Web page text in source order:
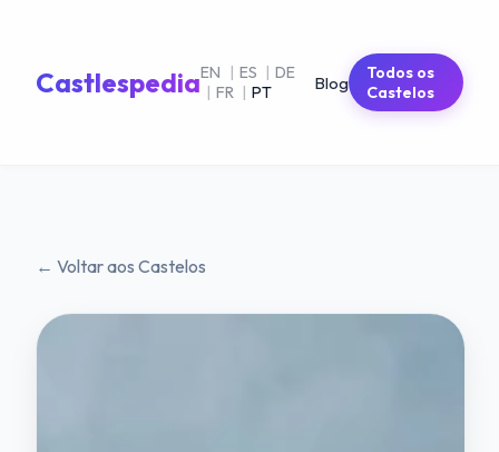
CastlespediaEN | ES | DE
| FR | PT Blog
Todos os
Castelos
← Voltar aos Castelos